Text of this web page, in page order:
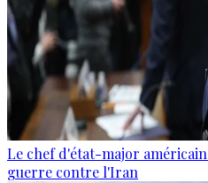
Le chef d'état-major
guerre contre l'Iran